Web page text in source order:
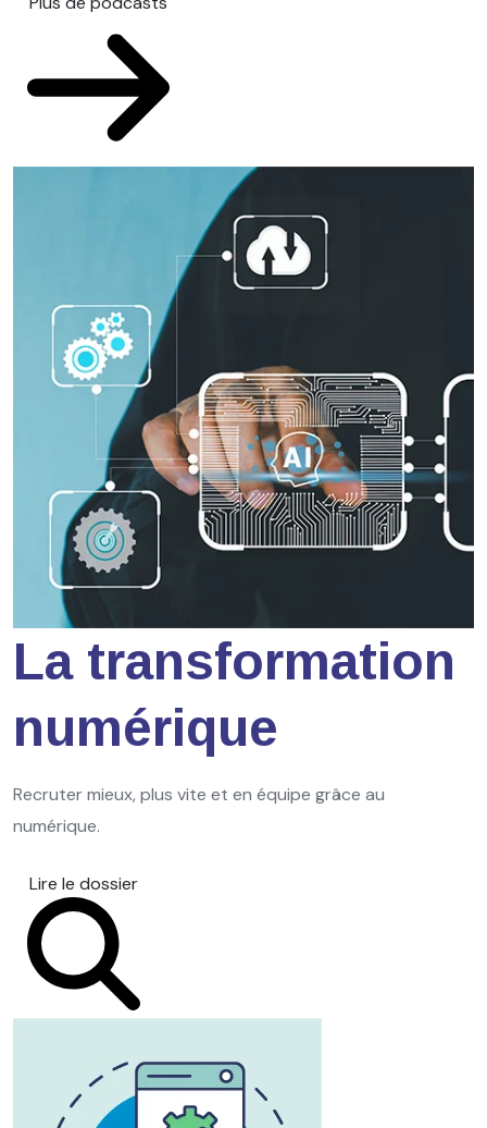
La transformation
numérique
Recruter mieux, plus vite et en équipe grâce au
numérique.
Lire le dossier